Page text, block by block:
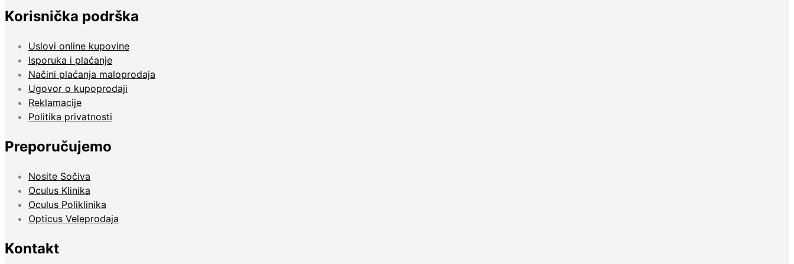
Korisnička podrška
Uslovi online kupovine
Isporuka i plaćanje
Načini plaćanja maloprodaja
Ugovor o kupoprodaji
Reklamacije
Politika privatnosti
Preporučujemo
Nosite Sočiva
Oculus Klinika
Oculus Poliklinika
Opticus Veleprodaja
Kontakt